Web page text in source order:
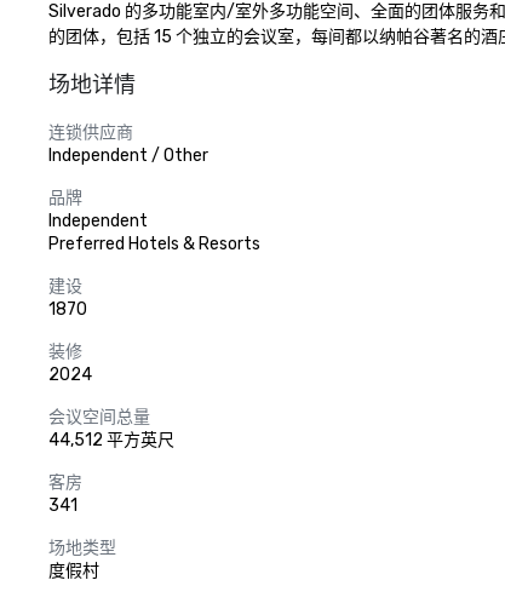
Silverado 的多功能室内/室外多功能空间、全面的团体服务
的团体，包括 15 个独立的会议室，每间都以纳帕谷著名的酒
场地详情
连锁供应商
Independent / Other
品牌
Independent
Preferred Hotels & Resorts
建设
1870
装修
2024
会议空间总量
44,512 平方英尺
客房
341
场地类型
度假村